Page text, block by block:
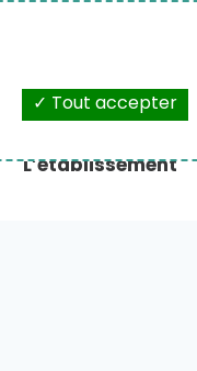
L’établissement
Tout accepter